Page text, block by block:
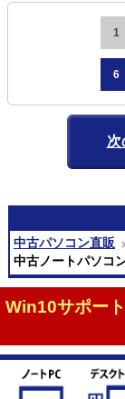
1
6
次
中古パソコン直販
中古ノートパソ
Win10サポー